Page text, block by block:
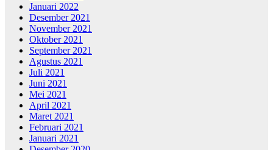
Januari 2022
Desember 2021
November 2021
Oktober 2021
September 2021
Agustus 2021
Juli 2021
Juni 2021
Mei 2021
April 2021
Maret 2021
Februari 2021
Januari 2021